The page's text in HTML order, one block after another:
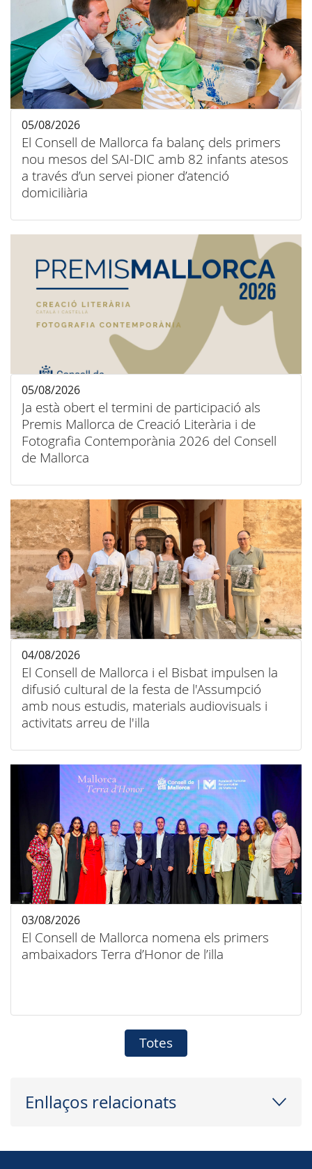
El Consell de Mallorca fa balanç dels primers
nou mesos del SAI-DIC amb 82 infants atesos
a través d’un servei pioner d’atenció
domiciliària
05/08/2026
Ja està obert el termini de participació als
Premis Mallorca de Creació Literària i de
Fotografia Contemporània 2026 del Consell
de Mallorca
05/08/2026
El Consell de Mallorca i el Bisbat impulsen la
difusió cultural de la festa de l'Assumpció
amb nous estudis, materials audiovisuals i
activitats arreu de l'illa
04/08/2026
El Consell de Mallorca nomena els primers
ambaixadors Terra d’Honor de l’illa
03/08/2026
Totes
Enllaços relacionats